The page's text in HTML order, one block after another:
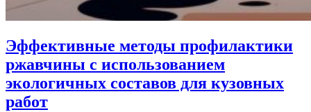
Эффективные методы профилактики
ржавчины с использованием
экологичных составов для кузовных
работ